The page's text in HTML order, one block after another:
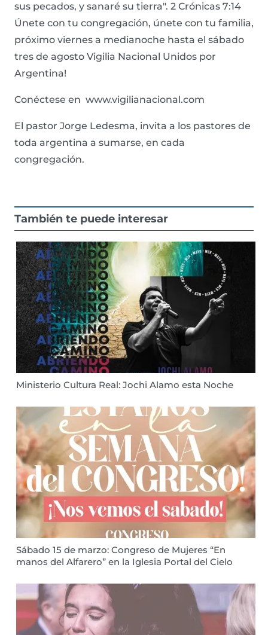
sus pecados, y sanaré su tierra". 2 Crónicas 7:14
Únete con tu congregación, únete con tu familia,
próximo viernes a medianoche hasta el sábado
tres de agosto Vigilia Nacional Unidos por
Argentina!
Conéctese en www.vigilianacional.com
El pastor Jorge Ledesma, invita a los pastores de
toda argentina a sumarse, en cada
congregación.
También te puede interesar
Ministerio Cultura Real: Jochi Alamo esta Noche
Sábado 15 de marzo: Congreso de Mujeres “En
manos del Alfarero” en la Iglesia Portal del Cielo